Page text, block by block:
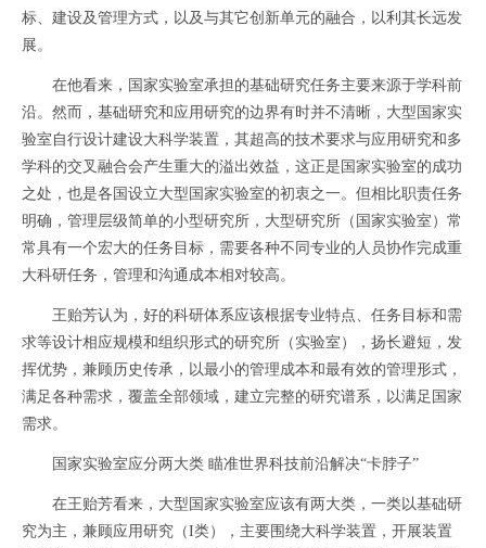
标、建设及管理方式，以及与其它创新单元的融合，以利其长远发
展。
在他看来，国家实验室承担的基础研究任务主要来源于学科前
沿。然而，基础研究和应用研究的边界有时并不清晰，大型国家实
验室自行设计建设大科学装置，其超高的技术要求与应用研究和多
学科的交叉融合会产生重大的溢出效益，这正是国家实验室的成功
之处，也是各国设立大型国家实验室的初衷之一。但相比职责任务
明确，管理层级简单的小型研究所，大型研究所（国家实验室）常
常具有一个宏大的任务目标，需要各种不同专业的人员协作完成重
大科研任务，管理和沟通成本相对较高。
王贻芳认为，好的科研体系应该根据专业特点、任务目标和需
求等设计相应规模和组织形式的研究所（实验室），扬长避短，发
挥优势，兼顾历史传承，以最小的管理成本和最有效的管理形式，
满足各种需求，覆盖全部领域，建立完整的研究谱系，以满足国家
需求。
国家实验室应分两大类 瞄准世界科技前沿解决“卡脖子”
在王贻芳看来，大型国家实验室应该有两大类，一类以基础研
究为主，兼顾应用研究（I类），主要围绕大科学装置，开展装置